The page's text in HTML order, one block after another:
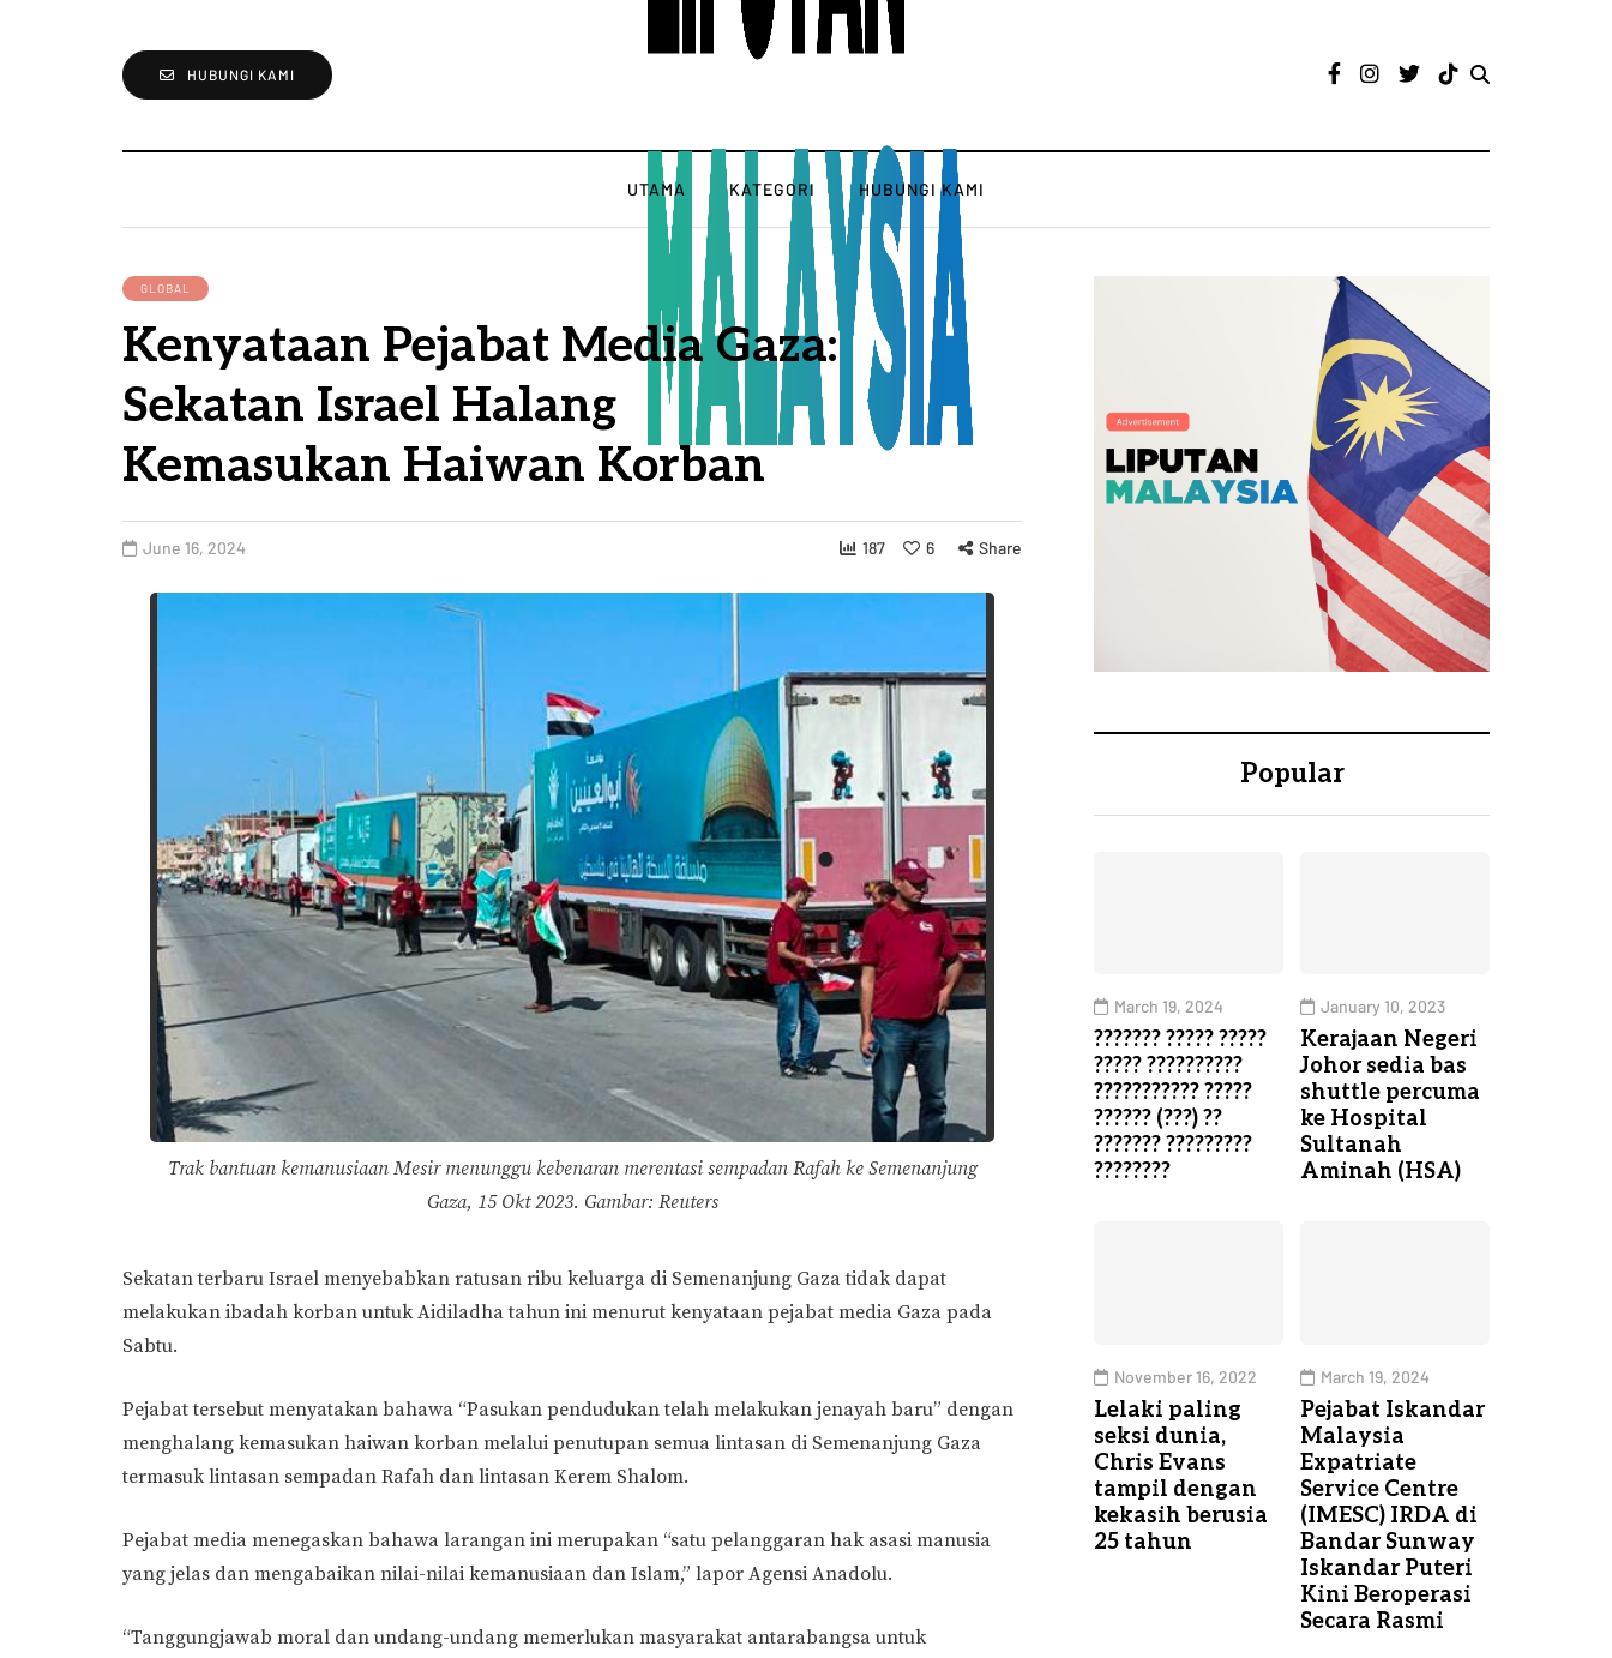
HUBUNGI KAMI
UTAMA KATEGORI HUBUNGI KAMI
GLOBAL
Kenyataan Pejabat Media Gaza:
Sekatan Israel Halang
Kemasukan Haiwan Korban
June 16, 2024 187 6 Share
Trak bantuan kemanusiaan Mesir menunggu kebenaran merentasi sempadan Rafah ke Semenanjung
Gaza, 15 Okt 2023. Gambar: Reuters
Sekatan terbaru Israel menyebabkan ratusan ribu keluarga di Semenanjung Gaza tidak dapat
melakukan ibadah korban untuk Aidiladha tahun ini menurut kenyataan pejabat media Gaza pada
Sabtu.
Pejabat tersebut menyatakan bahawa “Pasukan pendudukan telah melakukan jenayah baru” dengan
menghalang kemasukan haiwan korban melalui penutupan semua lintasan di Semenanjung Gaza
termasuk lintasan sempadan Rafah dan lintasan Kerem Shalom.
Pejabat media menegaskan bahawa larangan ini merupakan “satu pelanggaran hak asasi manusia
yang jelas dan mengabaikan nilai-nilai kemanusiaan dan Islam,” lapor Agensi Anadolu.
“Tanggungjawab moral dan undang-undang memerlukan masyarakat antarabangsa untuk
Popular
March 19, 2024
??????? ????? ?????
????? ??????????
??????????? ?????
?????? (???) ??
??????? ?????????
????????
January 10, 2023
Kerajaan Negeri
Johor sedia bas
shuttle percuma
ke Hospital
Sultanah
Aminah (HSA)
November 16, 2022
Lelaki paling
seksi dunia,
Chris Evans
tampil dengan
kekasih berusia
25 tahun
March 19, 2024
Pejabat Iskandar
Malaysia
Expatriate
Service Centre
(IMESC) IRDA di
Bandar Sunway
Iskandar Puteri
Kini Beroperasi
Secara Rasmi